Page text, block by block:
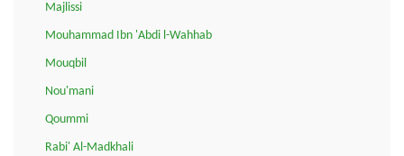
Majlissi
Mouhammad Ibn 'Abdi l-Wahhab
Mouqbil
Nou'mani
Qoummi
Rabi' Al-Madkhali